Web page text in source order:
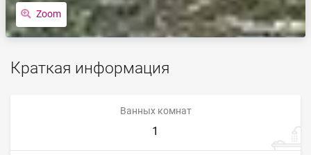
Zoom
Краткая информация
Ванных комнат
1